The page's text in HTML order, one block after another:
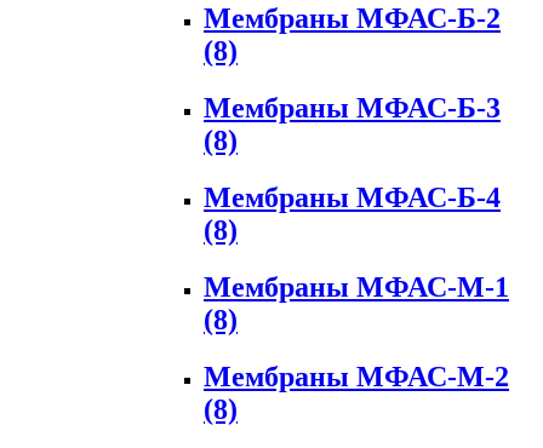
Мембраны МФАС-Б-2
(8)
Мембраны МФАС-Б-3
(8)
Мембраны МФАС-Б-4
(8)
Мембраны МФАС-М-1
(8)
Мембраны МФАС-М-2
(8)